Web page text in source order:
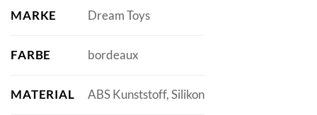
MARKE Dream Toys
FARBE bordeaux
MATERIAL ABS Kunststoff, Silikon